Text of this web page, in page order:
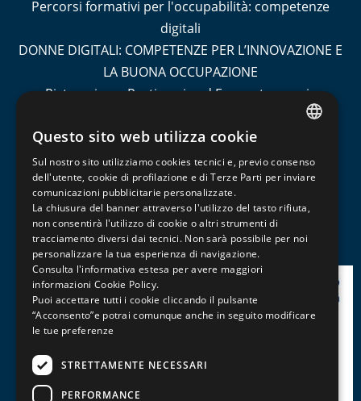
Percorsi formativi per l'occupabilità: competenze
digitali
DONNE DIGITALI: COMPETENZE PER L’INNOVAZIONE E
LA BUONA OCCUPAZIONE
Ristorazione, Pasticceria ed Enogastronomia
Turismo
Contabilità e Amministrazione del Personale
Informatica, Grafica e Cad
Management, Marketing, Comunicazione e Social
Media
Patentini, Abilitazioni e Professioni
ENGLISH
Questo sito web utilizza cookie
Sul nostro sito utilizziamo cookies tecnici e, previo consenso
dell'utente, cookie di profilazione e di Terze Parti per inviare
comunicazioni pubblicitarie personalizzate.
La chiusura del banner attraverso l'utilizzo del tasto rifiuta,
non consentirà l'utilizzo di cookie o altri strumenti di
tracciamento diversi dai tecnici. Non sarà possibile per noi
personalizzare la tua esperienza di navigazione.
Consulta l'informativa estesa per avere maggiori
informazioni Cookie Policy.
Puoi accettare tutti i cookie cliccando il pulsante
“Acconsento”e potrai comunque anche in seguito modificare
le tue preferenze
STRETTAMENTE NECESSARI
PERFORMANCE